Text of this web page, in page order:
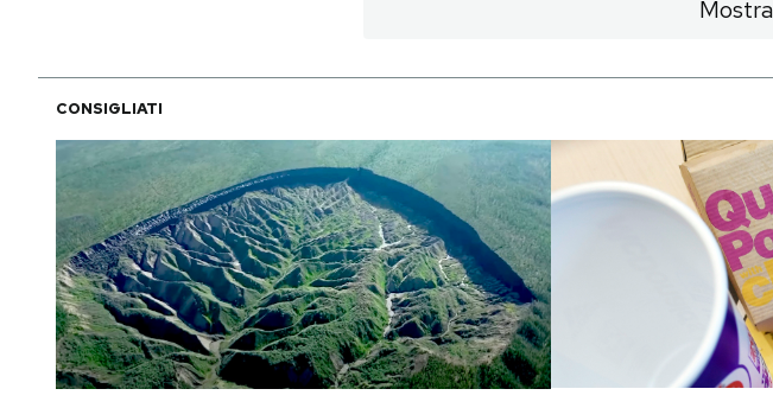
I MIEI PREFERITI
SHOP
CALENDARIO
AREA PERSONALE
CONSIGLIATI